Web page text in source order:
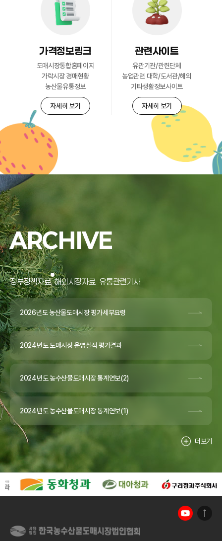
가격정보링크
도매시장통합홈페이지
가락시장 경매현황
농산물유통정보
자세히 보기
관련사이트
유관기관/관련단체
농업관련 대학/도서관/해외
기타생활정보사이트
자세히 보기
ARCHIVE
정부정책자료 해외시장자료 유통관련기사
2026년도 농산물도매시장 평가세부요령
2024년도 도매시장 운영실적 평가결과
2024년도 농수산물도매시장 통계연보(2)
2024년도 농수산물도매시장 통계연보(1)
더보기